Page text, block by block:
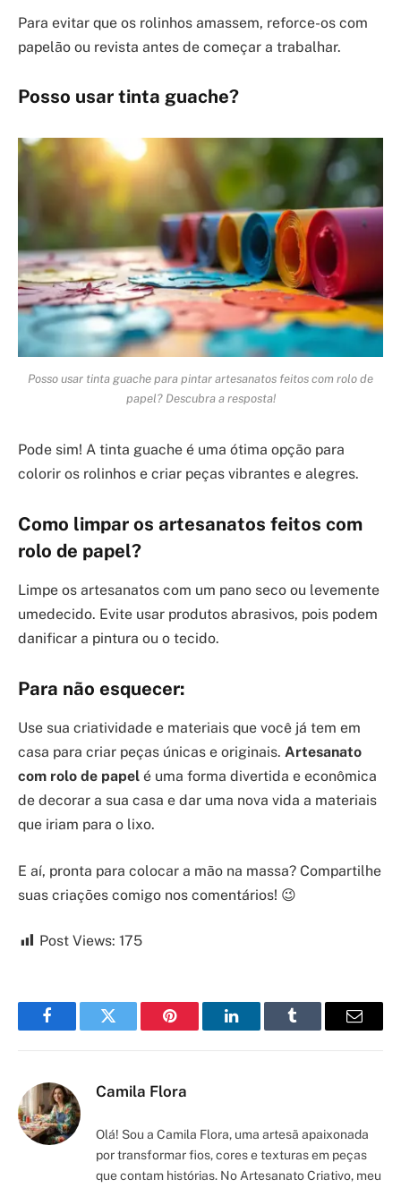
Para evitar que os rolinhos amassem, reforce-os com
papelão ou revista antes de começar a trabalhar.
Posso usar tinta guache?
Posso usar tinta guache para pintar artesanatos feitos com rolo de
papel? Descubra a resposta!
Pode sim! A tinta guache é uma ótima opção para
colorir os rolinhos e criar peças vibrantes e alegres.
Como limpar os artesanatos feitos com
rolo de papel?
Limpe os artesanatos com um pano seco ou levemente
umedecido. Evite usar produtos abrasivos, pois podem
danificar a pintura ou o tecido.
Para não esquecer:
Use sua criatividade e materiais que você já tem em
casa para criar peças únicas e originais. Artesanato
com rolo de papel é uma forma divertida e econômica
de decorar a sua casa e dar uma nova vida a materiais
que iriam para o lixo.
E aí, pronta para colocar a mão na massa? Compartilhe
suas criações comigo nos comentários! 😉
Post Views: 175
FacebookTwitter Pinterest LinkedInTumblr Email
Camila Flora
Olá! Sou a Camila Flora, uma artesã apaixonada
por transformar fios, cores e texturas em peças
que contam histórias. No Artesanato Criativo, meu